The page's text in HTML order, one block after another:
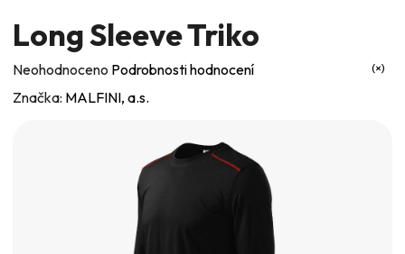
Long Sleeve Triko
Průměrné
hodnocení
Neohodnoceno Podrobnosti hodnocení
Značka: MALFINI, a.s.